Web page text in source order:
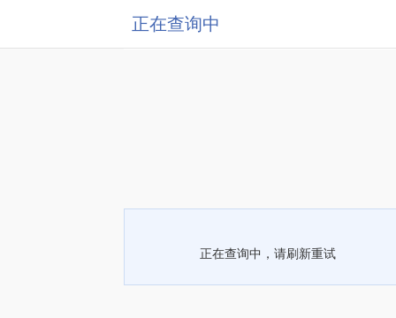
正在查询中
正在查询中，请刷新重试